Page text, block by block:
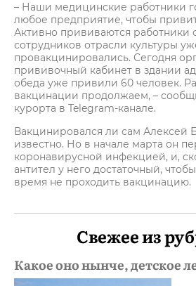
– Наши медицинские работники
любое предприятие, чтобы
Активно прививаются работники
сотрудников отрасли культуры
провакцинировались. Сегодня
прививочный кабинет в здании
обеда уже привили 60 человек.
вакцинации продолжаем, –
курорта в Telegram-канале.
Вакцинировался ли сам Алексей
известно. Но в начале марта он
коронавирусной инфекцией, и,
антител у него достаточный,
время не проходить вакцинацию.
Свежее из
Какое оно нынче, детское